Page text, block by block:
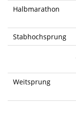
Halbmarathon
Stabhochsprung
Weitsprung